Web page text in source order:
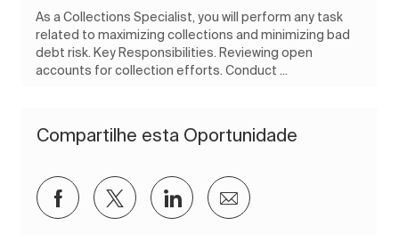
As a Collections Specialist, you will perform any task
related to maximizing collections and minimizing bad
debt risk. Key Responsibilities. Reviewing open
accounts for collection efforts. Conduct ...
Compartilhe esta Oportunidade
Compartilhar via Facebook
Compartilhar via twitter
Compartilhar via LinkedIn
Compartilhar por